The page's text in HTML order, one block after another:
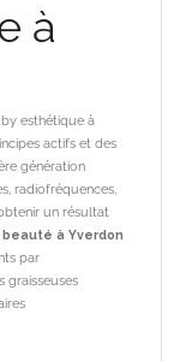
à
esthétique à
actifs et des
génération
radiofréquences,
un résultat
beauté à Yverdon
par
graisseuses